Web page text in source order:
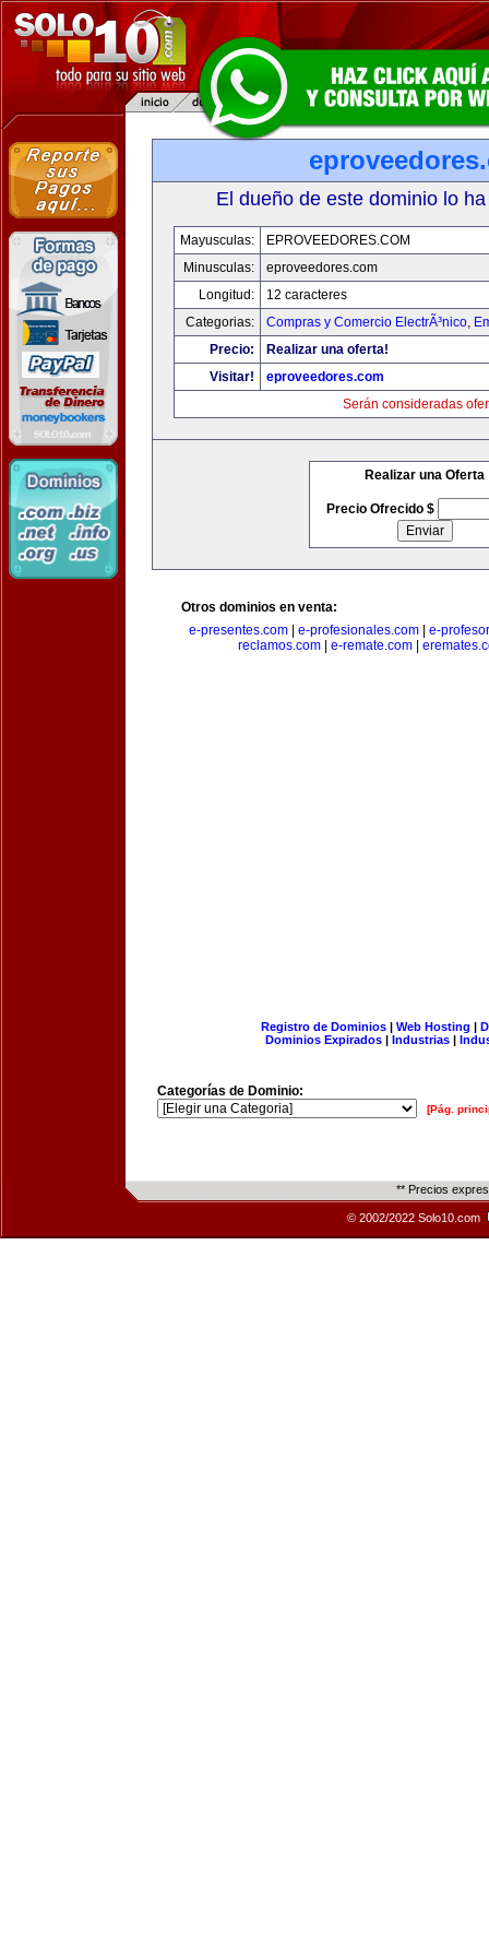
El dueño de este dominio lo
Mayusculas:
EPROVEEDORES.COM
Minusculas:
eproveedores.com
Longitud:
12 caracteres
Categorias:
Compras y Comercio ElectrÃ³nico,
Precio:
Realizar una oferta!
Visitar!
eproveedores.com
Serán consideradas
Realizar una Oferta
Precio Ofrecido $
Otros dominios en venta:
e-presentes.com
e-profesionales.com
e-
reclamos.com
e-remate.com
Registro de Dominios| Web Hosting |
Dominios Expirados | Industrias |
Categorías de Dominio:
[Pág.
** Precios
© 2002/2022 Solo10.com